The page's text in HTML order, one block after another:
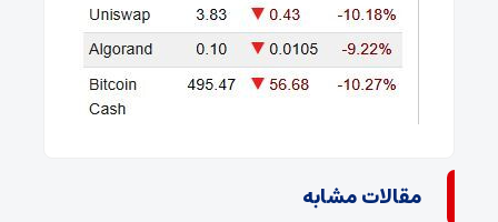
مقالات مشابه